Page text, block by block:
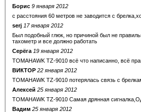
Борис 9 января 2012
с расстояния 60 метров не заводится с
serj 17 января 2012
Был подобный глюк, но причиной был не
тахометр и все должно работать
Серёга 19 января 2012
TOMAHAWK TZ-9010 всё что написанно, всё
ВИКТОР 22 января 2012
TOMAHAWK TZ-9010 потерялась связь с
Алексей 25 января 2012
TOMAHAWK TZ-9010 Самая дрянная
Вадим 25 января 2012